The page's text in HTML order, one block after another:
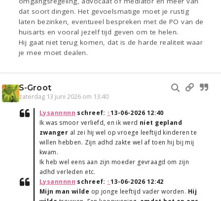
dat soort dingen. Het gevoelsmatige moet je rustig
laten bezinken, eventueel bespreken met de PO van de
huisarts en vooral jezelf tijd geven om te helen.
Hij gaat niet terug komen, dat is de harde realiteit waar
je mee moet dealen.
S-Groot
zaterdag 13 juni 2026 om 13:40
Lysannnnn schreef: ↑13-06-2026 12:40
Ik was smoor verliefd, en ik werd niet gepland
zwanger al zei hij wel op vroege leeftijd kinderen te
willen hebben. Zijn adhd zakte wel af toen hij bij mij
kwam.
Ik heb wel eens aan zijn moeder gevraagd om zijn
adhd verleden etc.
Lysannnnn schreef: ↑13-06-2026 12:42
Mijn man wilde op jonge leeftijd vader worden. Hij